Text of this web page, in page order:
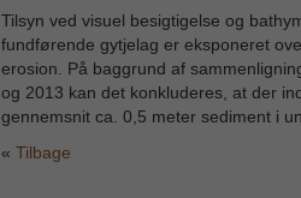
Tilsyn ved visuel besigtigelse og
fundførende gytjelag er eksponeret
erosion. På baggrund af
og 2013 kan det konkluderes, at der
gennemsnit ca. 0,5 meter sediment i
Tilbage